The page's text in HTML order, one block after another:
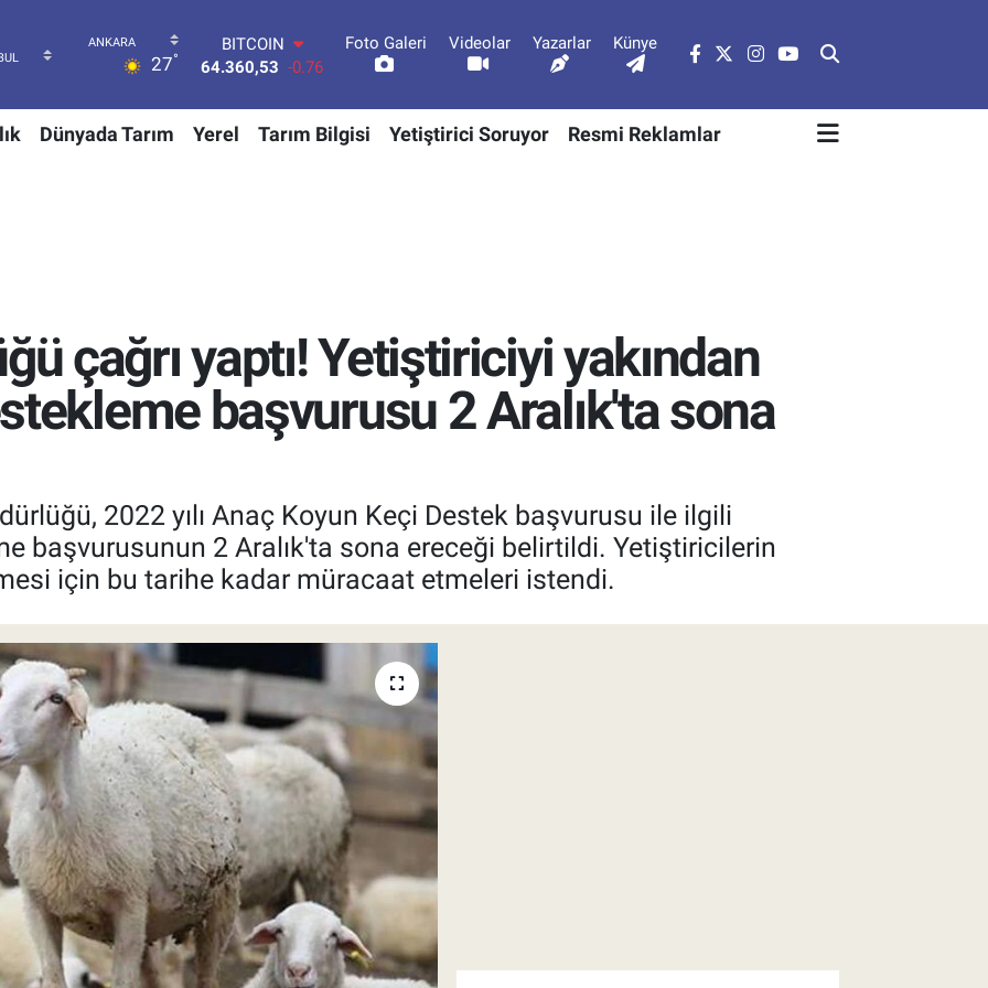
27°
DOLAR
47,7069
0.17
55,0265 0.01
STERLİN
Foto Galeri Videolar Yazarlar Künye
Dünyada Tarım Yerel Tarım Bilgisi Yetiştirici Soruyor Resmi Reklamlar
çağrı yaptı! Yetiştiriciyi yakından
başvurusu 2 Aralık'ta sona
2022 yılı Anaç Koyun Keçi Destek başvurusu ile ilgili
başvurusunun 2 Aralık'ta sona ereceği belirtildi. Yetiştiricilerin
için bu tarihe kadar müracaat etmeleri istendi.